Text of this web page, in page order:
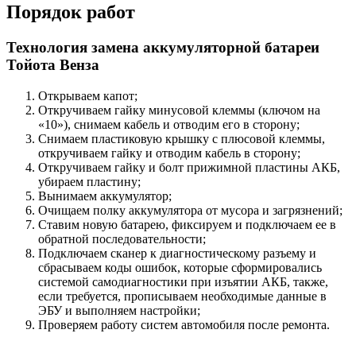
Порядок работ
Технология замена аккумуляторной батареи
Тойота Венза
Открываем капот;
Откручиваем гайку минусовой клеммы (ключом на
«10»), снимаем кабель и отводим его в сторону;
Снимаем пластиковую крышку с плюсовой клеммы,
откручиваем гайку и отводим кабель в сторону;
Откручиваем гайку и болт прижимной пластины АКБ,
убираем пластину;
Вынимаем аккумулятор;
Очищаем полку аккумулятора от мусора и загрязнений;
Ставим новую батарею, фиксируем и подключаем ее в
обратной последовательности;
Подключаем сканер к диагностическому разъему и
сбрасываем коды ошибок, которые сформировались
системой самодиагностики при изъятии АКБ, также,
если требуется, прописываем необходимые данные в
ЭБУ и выполняем настройки;
Проверяем работу систем автомобиля после ремонта.